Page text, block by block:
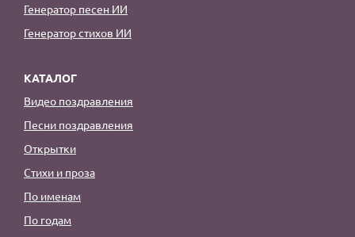
Генератор песен ИИ
Генератор стихов ИИ
КАТАЛОГ
Видео поздравления
Песни поздравления
Открытки
Стихи и проза
По именам
По годам